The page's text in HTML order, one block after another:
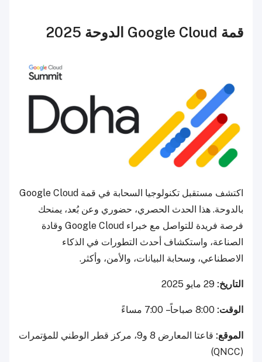
قمة Google Cloud الدوحة 2025
اكتشف مستقبل تكنولوجيا السحابة في قمة Google Cloud
بالدوحة. هذا الحدث الحصري، حضوري وعن بُعد، يمنحك
فرصة فريدة للتواصل مع خبراء Google Cloud وقادة
الصناعة، واستكشاف أحدث التطورات في الذكاء
الاصطناعي، وسحابة البيانات، والأمن، وأكثر.
التاريخ:
الوقت:
الموقع:
قاعتا المعارض 8 و9، مركز قطر الوطني للمؤتمرات
(QNCC)